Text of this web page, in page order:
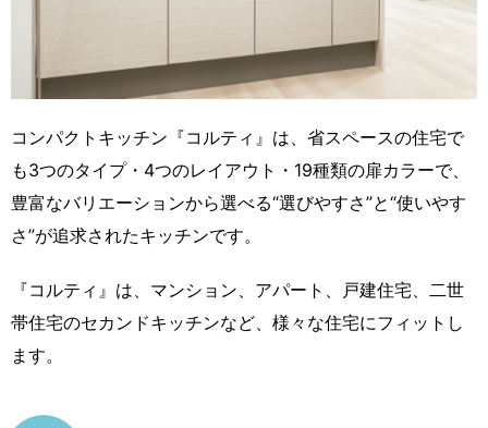
コンパクトキッチン『コルティ』は、省スペースの住宅で
も3つのタイプ・4つのレイアウト・19種類の扉カラーで、
豊富なバリエーションから選べる“選びやすさ”と“使いやす
さ”が追求されたキッチンです。
『コルティ』は、マンション、アパート、戸建住宅、二世
帯住宅のセカンドキッチンなど、様々な住宅にフィットし
ます。